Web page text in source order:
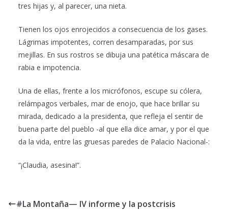
tres hijas y, al parecer, una nieta.
Tienen los ojos enrojecidos a consecuencia de los gases.
Lágrimas impotentes, corren desamparadas, por sus
mejillas. En sus rostros se dibuja una patética máscara de
rabia e impotencia.
Una de ellas, frente a los micrófonos, escupe su cólera,
relámpagos verbales, mar de enojo, que hace brillar su
mirada, dedicado a la presidenta, que refleja el sentir de
buena parte del pueblo -al que ella dice amar, y por el que
da la vida, entre las gruesas paredes de Palacio Nacional-:
“¡Claudia, asesina!”.
#La Montaña— IV informe y la postcrisis